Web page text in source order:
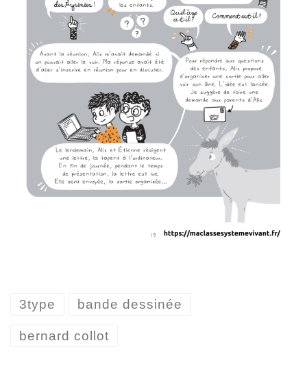
3type bande dessinée
bernard collot